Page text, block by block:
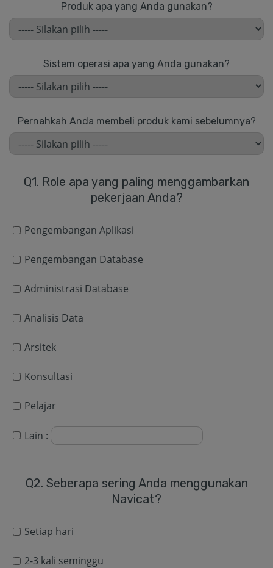
Produk apa yang Anda gunakan?
Sistem operasi apa yang Anda gunakan?
Pernahkah Anda membeli produk kami sebelumnya?
Q1. Role apa yang paling menggambarkan
pekerjaan Anda?
Pengembangan Aplikasi
Pengembangan Database
Administrasi Database
Analisis Data
Arsitek
Konsultasi
Pelajar
Lain :
Q2. Seberapa sering Anda menggunakan
Navicat?
Setiap hari
2-3 kali seminggu